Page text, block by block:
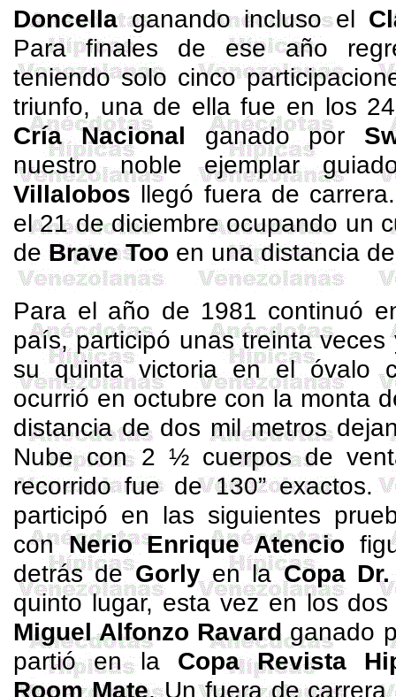
Doncellaganando incluso el
Para finales de ese año
teniendo solo cinco
triunfo, una de ella fue en los
Cría Nacional ganado por
nuestro noble ejemplar
Villalobosllegó fuera de
el 21 de diciembre ocupando un
deBrave Too en una distancia
Para el año de 1981 continuó
país, participó unas treinta
su quinta victoria en el óvalo
ocurrió en octubre con la monta
distancia de dos mil metros
Nube con 2 ½ cuerpos de
recorrido fue de 130”
participó en las siguientes
conNerioEnrique Atencio
detrás deGorlyen laCopa
quinto lugar, esta vez en los
Miguel Alfonzo Ravardganado
partió en la Copa Revista
RoomMate. Un fuera de